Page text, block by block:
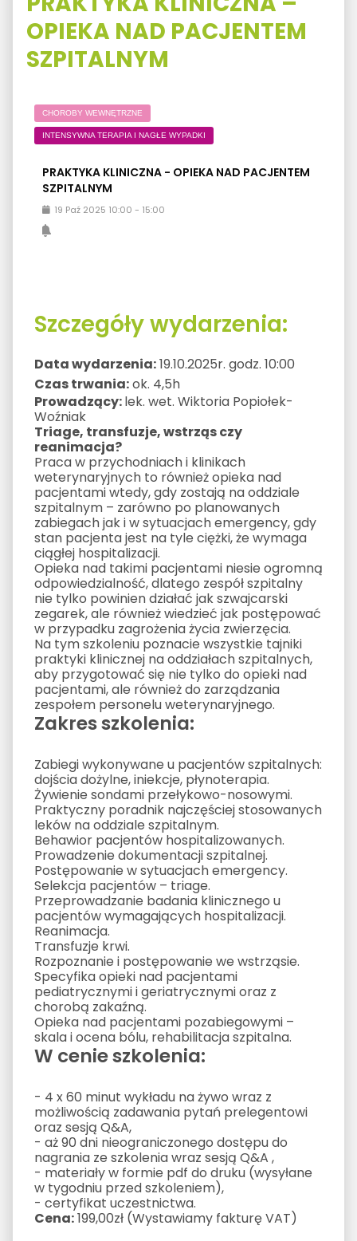
OPIEKA NAD PACJENTEM
SZPITALNYM
CHOROBY WEWNĘTRZNE
INTENSYWNA TERAPIA I NAGŁE WYPADKI
PRAKTYKA KLINICZNA - OPIEKA NAD PACJENTEM
SZPITALNYM
19 Paź 2025 10:00 - 15:00
Szczegóły wydarzenia:
Data wydarzenia:19.10.2025r. godz. 10:00
Czas trwania:ok. 4,5h
Prowadzący:lek. wet. Wiktoria Popiołek-
Woźniak
Triage, transfuzje, wstrząs czy
reanimacja?
Praca w przychodniach i klinikach
weterynaryjnych to również opieka nad
pacjentami wtedy, gdy zostają na oddziale
szpitalnym – zarówno po planowanych
zabiegach jak i w sytuacjach emergency, gdy
stan pacjenta jest na tyle ciężki, że wymaga
ciągłej hospitalizacji.
Opieka nad takimi pacjentami niesie ogromną
odpowiedzialność, dlatego zespół szpitalny
nie tylko powinien działać jak szwajcarski
zegarek, ale również wiedzieć jak postępować
w przypadku zagrożenia życia zwierzęcia.
Na tym szkoleniu poznacie wszystkie tajniki
praktyki klinicznej na oddziałach szpitalnych,
aby przygotować się nie tylko do opieki nad
pacjentami, ale również do zarządzania
zespołem personelu weterynaryjnego.
Zakres szkolenia:
Zabiegi wykonywane u pacjentów szpitalnych:
dojścia dożylne, iniekcje, płynoterapia.
Żywienie sondami przełykowo-nosowymi.
Praktyczny poradnik najczęściej stosowanych
leków na oddziale szpitalnym.
Behawior pacjentów hospitalizowanych.
Prowadzenie dokumentacji szpitalnej.
Postępowanie w sytuacjach emergency.
Selekcja pacjentów – triage.
Przeprowadzanie badania klinicznego u
pacjentów wymagających hospitalizacji.
Reanimacja.
Transfuzje krwi.
Rozpoznanie i postępowanie we wstrząsie.
Specyfika opieki nad pacjentami
pediatrycznymi i geriatrycznymi oraz z
chorobą zakaźną.
Opieka nad pacjentami pozabiegowymi –
skala i ocena bólu, rehabilitacja szpitalna.
W cenie szkolenia:
- 4 x 60 minut wykładu na żywo wraz z
możliwością zadawania pytań prelegentowi
oraz sesją Q&A,
- aż 90 dni nieograniczonego dostępu do
nagrania ze szkolenia wraz sesją Q&A ,
- materiały w formie pdf do druku (wysyłane
w tygodniu przed szkoleniem),
- certyfikat uczestnictwa.
Cena:199,00zł (Wystawiamy fakturę VAT)